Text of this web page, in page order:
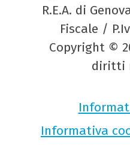
R.E.A. di
Fiscale /
Copyright ©
diritti
Informativa